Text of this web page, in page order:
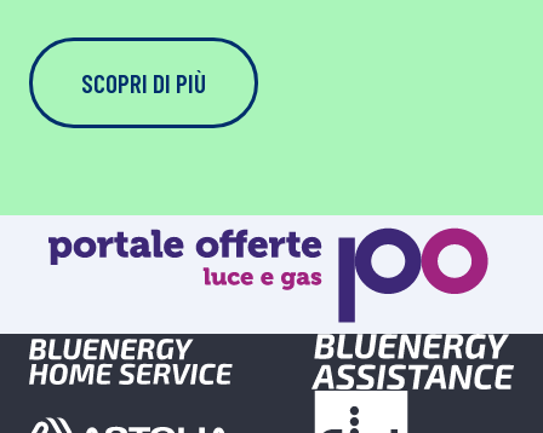
SCOPRI DI PIÙ